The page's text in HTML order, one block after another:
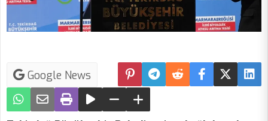
Google News